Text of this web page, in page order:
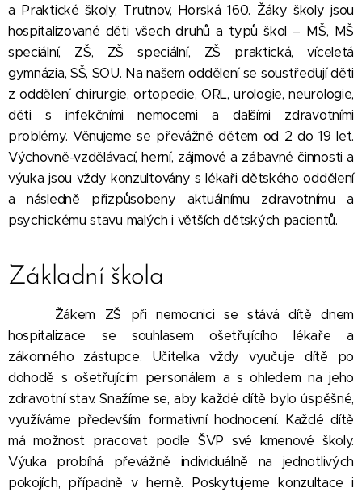
a Praktické školy, Trutnov, Horská 160. Žáky školy jsou
hospitalizované děti všech druhů a typů škol – MŠ, MŠ
speciální, ZŠ, ZŠ speciální, ZŠ praktická, víceletá
gymnázia, SŠ, SOU. Na našem oddělení se soustřeďují děti
z oddělení chirurgie, ortopedie, ORL, urologie, neurologie,
děti s infekčními nemocemi a dalšími zdravotními
problémy. Věnujeme se převážně dětem od 2 do 19 let.
Výchovně-vzdělávací, herní, zájmové a zábavné činnosti a
výuka jsou vždy konzultovány s lékaři dětského oddělení
a následně přizpůsobeny aktuálnímu zdravotnímu a
psychickému stavu malých i větších dětských pacientů.
Základní škola
Žákem ZŠ při nemocnici se stává dítě dnem
hospitalizace se souhlasem ošetřujícího lékaře a
zákonného zástupce. Učitelka vždy vyučuje dítě po
dohodě s ošetřujícím personálem a s ohledem na jeho
zdravotní stav. Snažíme se, aby každé dítě bylo úspěšné,
využíváme především formativní hodnocení. Každé dítě
má možnost pracovat podle ŠVP své kmenové školy.
Výuka probíhá převážně individuálně na jednotlivých
pokojích, případně v herně. Poskytujeme konzultace i